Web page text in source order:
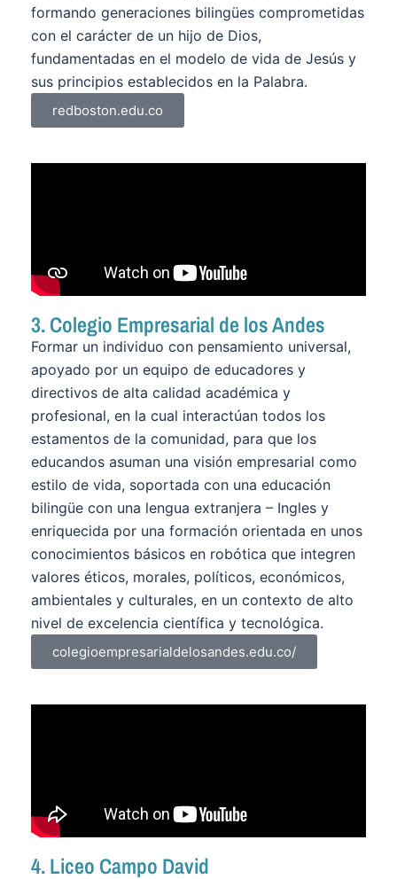
formando generaciones bilingües comprometidas
con el carácter de un hijo de Dios,
fundamentadas en el modelo de vida de Jesús y
sus principios establecidos en la Palabra.
redboston.edu.co
3. Colegio Empresarial de los Andes
Formar un individuo con pensamiento universal,
apoyado por un equipo de educadores y
directivos de alta calidad académica y
profesional, en la cual interactúan todos los
estamentos de la comunidad, para que los
educandos asuman una visión empresarial como
estilo de vida, soportada con una educación
bilingüe con una lengua extranjera – Ingles y
enriquecida por una formación orientada en unos
conocimientos básicos en robótica que integren
valores éticos, morales, políticos, económicos,
ambientales y culturales, en un contexto de alto
nivel de excelencia científica y tecnológica.
colegioempresarialdelosandes.edu.co/
4. Liceo Campo David